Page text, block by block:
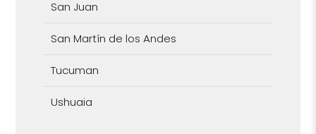
San Juan
San Martín de los Andes
Tucuman
Ushuaia